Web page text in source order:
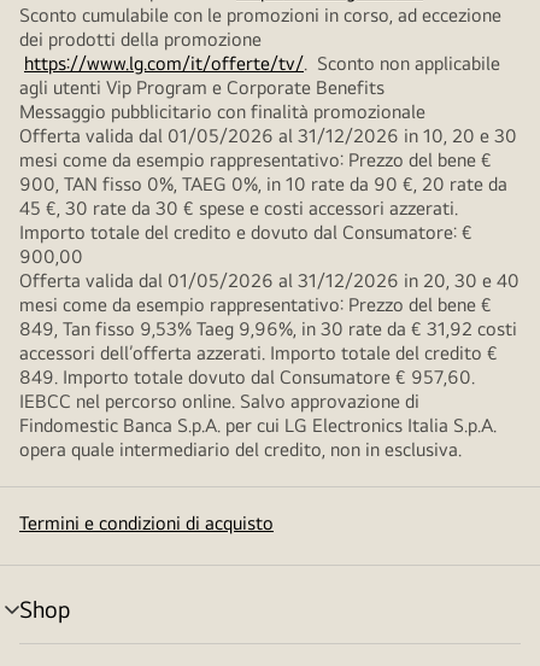
Sconto cumulabile con le promozioni in corso, ad eccezione
dei prodotti della promozione
https://www.lg.com/it/offerte/tv/. Sconto non applicabile
agli utenti Vip Program e Corporate Benefits
Messaggio pubblicitario con finalità promozionale
Offerta valida dal 01/05/2026 al 31/12/2026 in 10, 20 e 30
mesi come da esempio rappresentativo: Prezzo del bene €
900, TAN fisso 0%, TAEG 0%, in 10 rate da 90 €, 20 rate da
45 €, 30 rate da 30 € spese e costi accessori azzerati.
Importo totale del credito e dovuto dal Consumatore: €
900,00
Offerta valida dal 01/05/2026 al 31/12/2026 in 20, 30 e 40
mesi come da esempio rappresentativo: Prezzo del bene €
849, Tan fisso 9,53% Taeg 9,96%, in 30 rate da € 31,92 costi
accessori dell’offerta azzerati. Importo totale del credito €
849. Importo totale dovuto dal Consumatore € 957,60.
IEBCC nel percorso online. Salvo approvazione di
Findomestic Banca S.p.A. per cui LG Electronics Italia S.p.A.
opera quale intermediario del credito, non in esclusiva.
Termini e condizioni di acquisto
Shop
Attivazione
menu